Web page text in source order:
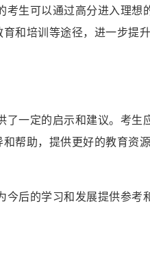
生可以通过高分进入理想
和培训等途径，进一步提
一定的启示和建议。考生
帮助，提供更好的教育资
后的学习和发展提供参考